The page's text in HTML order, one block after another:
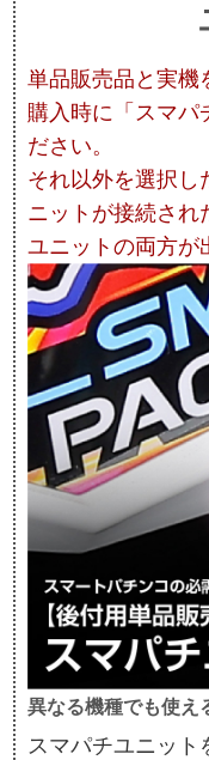
単品販売品と実機
購入時に「スマパ
ださい。
それ以外を選択し
ニットが接続され
ユニットの両方が
異なる機種でも使え
スマパチユニット